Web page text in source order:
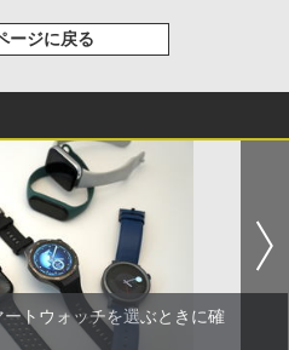
ージに戻る
トウォッチを選ぶときに確